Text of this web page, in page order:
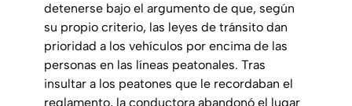
detenerse bajo el argumento de que, según
su propio criterio, las leyes de tránsito dan
prioridad a los vehículos por encima de las
personas en las líneas peatonales. Tras
insultar a los peatones que le recordaban el
reglamento, la conductora abandonó el lugar